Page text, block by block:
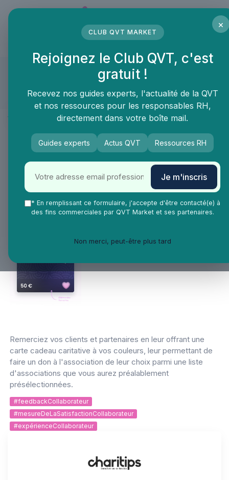
Charitips DonationasaService
Compte approuvé
Présentation
Produits & services
Cartes cadeaux caritatives pour
vos clients
Management & RH>Outils de mesures de la QVT>
Feedback collaborateur Mesure de la satisfaction
Expérience collaborateur
Remerciez vos clients et partenaires en leur offrant une
carte cadeau caritative à vos couleurs, leur permettant de
faire un don à l'association de leur choix parmi une liste
d'associations que vous aurez préalablement
présélectionnées.
#feedbackCollaborateur
#mesureDeLaSatisfactionCollaborateur
#expérienceCollaborateur
×
CLUB QVT MARKET
Rejoignez le Club QVT, c'est
gratuit !
Recevez nos guides experts, l'actualité de la QVT
et nos ressources pour les responsables RH,
directement dans votre boîte mail.
Guides experts Actus QVT Ressources RH
Je m'inscris
* En remplissant ce formulaire, j'accepte d'être contacté(e) à
des fins commerciales par QVT Market et ses partenaires.
Non merci, peut-être plus tard
Panneau de gestion des cookies